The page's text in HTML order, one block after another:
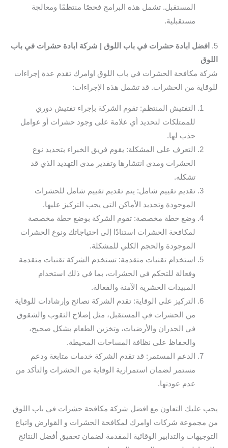
المستقبل. تشمل هذه البرامج فحصًا منتظمًا ومعالجة
مستقبلية.
5.
افضل ابادة حشرات في باب اللوق | شركة ابادة حشرات في باب
اللوق
شركة مكافحة الحشرات في باب اللوق اوامرك تقدم عدة إجراءات
للوقاية من الحشرات. قد تشمل هذه الإجراءات:
التفتيش المنتظم: تقوم الشركة بإجراء تفتيش دوري
للممتلكات لتحديد أي علامة على وجود حشرات أو عوامل
جذب لها.
التعرف على المشكلة: يقوم فريق الخبراء بتحديد نوع
الحشرات ومدى انتشارها وتقدير مدى التهديد الذي قد
تشكله.
تقديم تقييم شامل: يتم تقديم تقييم شامل للحشرات
الموجودة وتحديد الأماكن التي يجب التركيز عليها.
وضع خطة مخصصة: تقوم الشركة بوضع خطة مخصصة
لمكافحة الحشرات استنادًا إلى احتياجاتك ونوع الحشرات
الموجودة والحجم الكلي للمشكلة.
استخدام تقنيات متقدمة: تستخدم الشركة تقنيات متقدمة
وفعالة للتحكم في الحشرات، بما في ذلك استخدام
المبيدات الحشرية الآمنة والفعالة.
التركيز على الوقاية: تقدم الشركة نصائح وإرشادات للوقاية
من الحشرات في المستقبل، مثل إصلاح الثقوب والشقوق
في الجدران والأرضيات، وتخزين الطعام بشكل صحيح،
والحفاظ على نظافة المساحات المحيطة.
الدعم المستمر: قد تقدم الشركة خدمات متابعة ودعم
مستمر لضمان استمرارية الوقاية من الحشرات والتأكد من
عدم عودتها.
يجب عليك التعاون مع افضل شركة مكافحة حشرات في باب اللوق
من مجموعة شركات اوامرك لمكافحة الحشرات و القوارض واتباع
التوجيهات والتدابير الوقائية المقدمة لضمان تحقيق أفضل النتائج